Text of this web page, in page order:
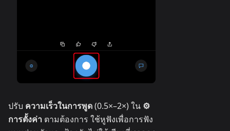
ปรับ ความเร็วในการพูด(0.5×–2×) ใน ⚙
การตั้งค่า ตามต้องการ ใช้หูฟังเพื่อการฟัง